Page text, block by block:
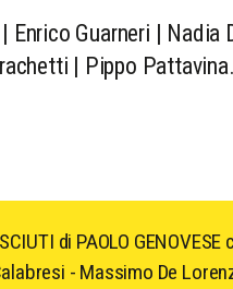
Guarneri | Nadia
| Pippo
di PAOLO
- Massimo De